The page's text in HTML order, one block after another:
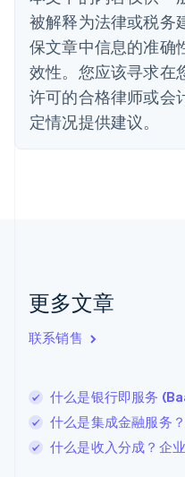
被解释为法律或税务
保文章中信息的准确
效性。您应该寻求在
许可的合格律师或会
定情况提供建议。
更多文章
联系销售
什么是银行即服务
什么是集成金融服务
什么是收入分成？企
德国
DeutschEnglish
法国
FrançaisEnglish
芬兰
EnglishSvenska
English
English
卢森堡
罗马尼亚
English